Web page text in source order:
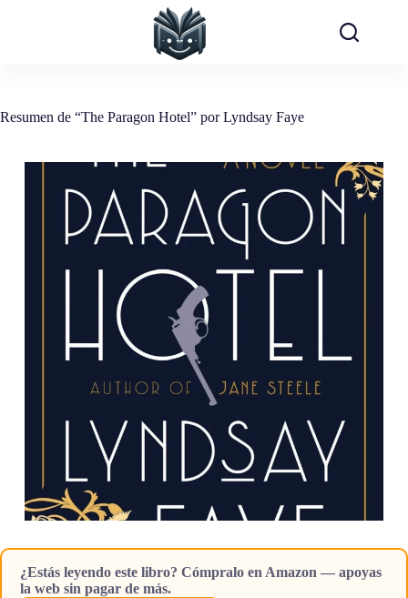
Resumen de “The Paragon Hotel” por Lyndsay Faye
¿Estás leyendo este libro? Cómpralo en Amazon — apoyas
la web sin pagar de más.